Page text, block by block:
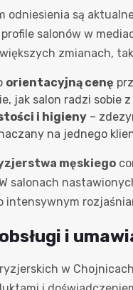
odniesienia są
salonów w
zmianach,
orientacyjną cenę
jak salon radzi sobie z
i higieny –
na jednego
męskiego
salonach
intensywnym
i
w